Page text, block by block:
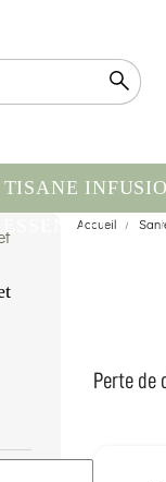
ESSENTIELLE
Accueil
Perte de